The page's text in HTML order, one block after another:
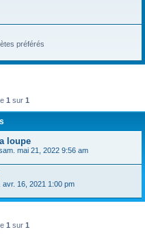
préférés
1 sur 1
loupe
mai 21, 2022 9:56 am
avr. 16, 2021 1:00 pm
1 sur 1